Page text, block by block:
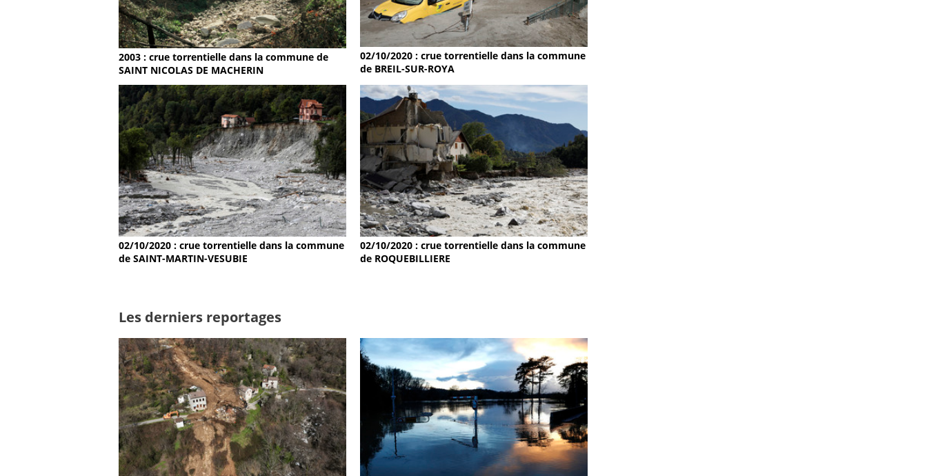
2003 : crue torrentielle dans la commune de
SAINT NICOLAS DE MACHERIN
02/10/2020 : crue torrentielle dans la commune
de BREIL-SUR-ROYA
02/10/2020 : crue torrentielle dans la commune
de SAINT-MARTIN-VESUBIE
02/10/2020 : crue torrentielle dans la commune
de ROQUEBILLIERE
Les derniers reportages